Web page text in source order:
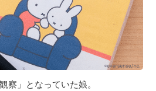
察」となっていた娘。